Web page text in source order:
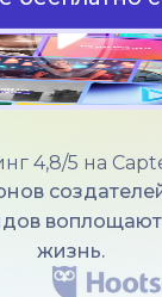
4,8/5 на
жизнь.